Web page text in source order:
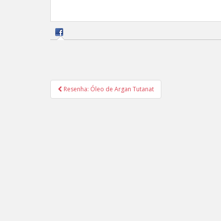
Navegação
de
Resenha: Óleo de Argan Tutanat